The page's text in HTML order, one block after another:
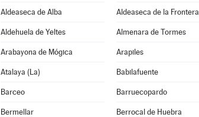
Aldeaseca de Alba Aldeaseca de la Frontera
Aldehuela de Yeltes Almenara de Tormes
Arabayona de Mógica Arapiles
Atalaya (La) Babilafuente
Barceo Barruecopardo
Bermellar Berrocal de Huebra